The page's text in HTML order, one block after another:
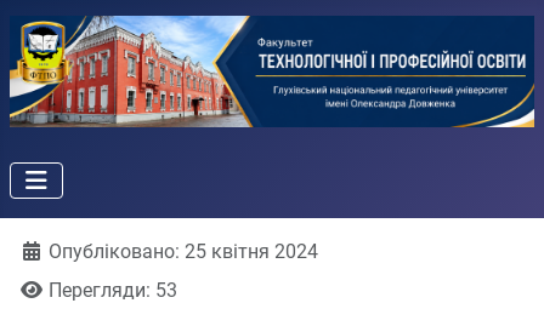
ДеталіОпубліковано: 25 квітня 2024
Перегляди: 53